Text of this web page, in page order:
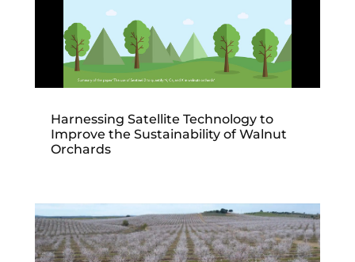
Harnessing Satellite Technology to
Improve the Sustainability of Walnut
Orchards